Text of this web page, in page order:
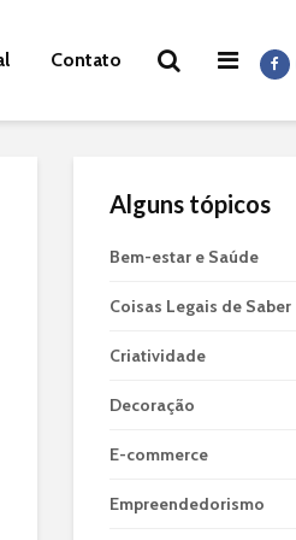
Contato
Alguns tópicos
Bem-estar e Saúde
Coisas Legais de Saber
Criatividade
Decoração
E-commerce
Empreendedorismo